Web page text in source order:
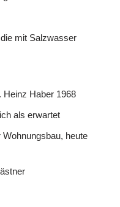
mit Salzwasser
Heinz Haber 1968
als erwartet
heute